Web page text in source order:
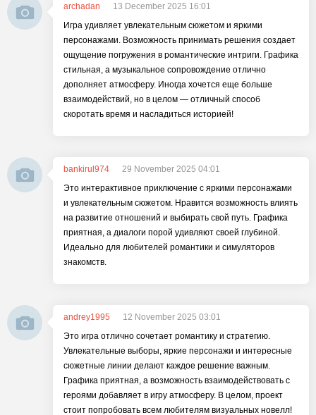
archadan
13 December 2025 16:01
Игра удивляет увлекательным сюжетом и яркими
персонажами. Возможность принимать решения создает
ощущение погружения в романтические интриги. Графика
стильная, а музыкальное сопровождение отлично
дополняет атмосферу. Иногда хочется еще больше
взаимодействий, но в целом — отличный способ
скоротать время и насладиться историей!
bankirul974
29 November 2025 04:01
Это интерактивное приключение с яркими персонажами
и увлекательным сюжетом. Нравится возможность влиять
на развитие отношений и выбирать свой путь. Графика
приятная, а диалоги порой удивляют своей глубиной.
Идеально для любителей романтики и симуляторов
знакомств.
andrey1995
12 November 2025 03:01
Это игра отлично сочетает романтику и стратегию.
Увлекательные выборы, яркие персонажи и интересные
сюжетные линии делают каждое решение важным.
Графика приятная, а возможность взаимодействовать с
героями добавляет в игру атмосферу. В целом, проект
стоит попробовать всем любителям визуальных новелл!